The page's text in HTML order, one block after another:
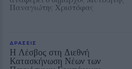
Παναγιώτης Χριστόφας
ΔΡΑΣΕΙΣ
Η Λέσβος στη Διεθνή
Κατασκήνωση Νέων των